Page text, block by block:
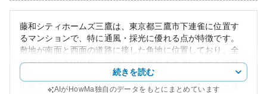
藤和シティホームズ三鷹は、東京都三鷹市下連雀に位置す
るマンションで、特に通風・採光に優れる点が特徴です。
敷地が南面と西面の道路に接した角地に位置しており、全
住戸が南向きのため、日当たりを重視する方にとっては魅
力的な物件となっています。周辺環境としては、東京の住
宅地でありながら、生活に便利な施設が揃っており、三鷹
続きを読む
AIがHowMa独自のデータをもとにまとめています